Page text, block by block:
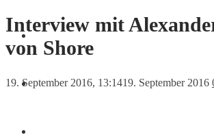
News
Interview mit
von Shore
19. September 2016, 13:1419. September 2016